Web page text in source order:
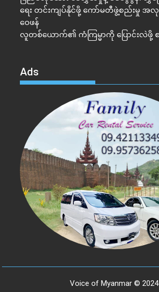
ရေး တင်းကျပ်နိုင်ဖို့ ကော်မတီဖွဲ့စည်းမှု အ
ဝေဖန်
လူတစ်ယောက်၏ ကံကြမ္မာကို ပြောင်းလဲဖို့
Ads
Voice of Myanmar © 2024